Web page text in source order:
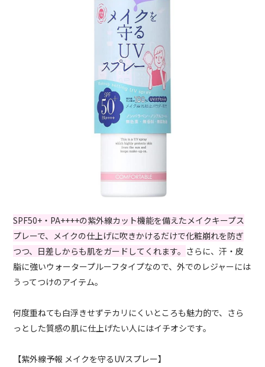
SPF50+・PA++++の紫外線カット機能を備えたメイクキープス
プレーで、メイクの仕上げに吹きかけるだけで化粧崩れを防ぎ
つつ、日差しからも肌をガードしてくれます。 さらに、汗・皮
脂に強いウォータープルーフタイプなので、外でのレジャーには
うってつけのアイテム。
何度重ねても白浮きせずテカリにくいところも魅力的で、さら
っとした質感の肌に仕上げたい人にはイチオシです。
【紫外線予報 メイクを守るUVスプレー】